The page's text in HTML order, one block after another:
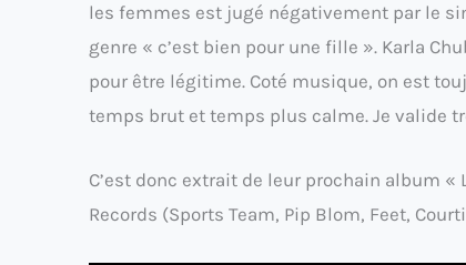
les femmes est jugé négativement par le
genre « c’est bien pour une fille ». Karla
pour être légitime. Coté musique, on est
temps brut et temps plus calme. Je valide
C’est donc extrait de leur prochain album
Records (Sports Team, Pip Blom, Feet,